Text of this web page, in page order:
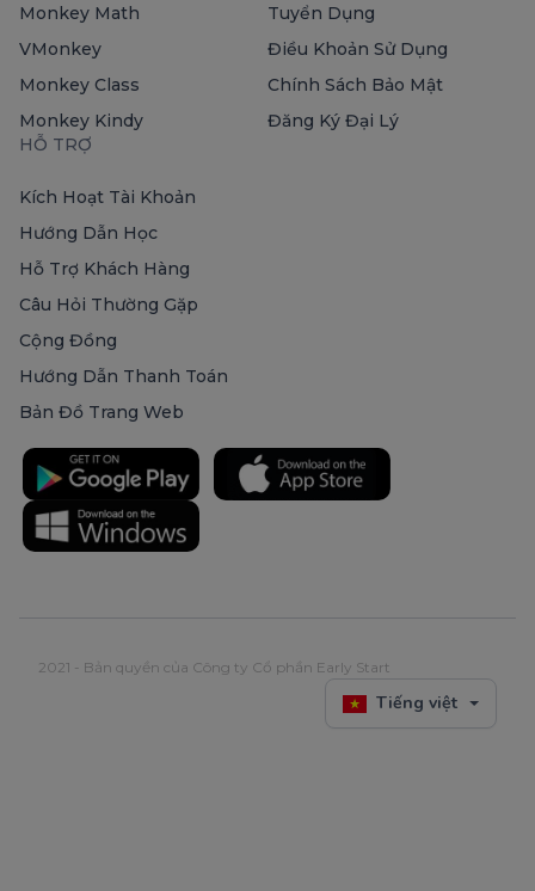
Monkey Math
VMonkey
Monkey Class
Monkey Kindy
Tuyển Dụng
Điều Khoản Sử Dụng
Chính Sách Bảo Mật
Đăng Ký Đại Lý
HỖ TRỢ
Kích Hoạt Tài Khoản
Hướng Dẫn Học
Hỗ Trợ Khách Hàng
Câu Hỏi Thường Gặp
Cộng Đồng
Hướng Dẫn Thanh Toán
Bản Đồ Trang Web
2021 - Bản quyền của Công ty Cổ phần Early Start
Tiếng việt